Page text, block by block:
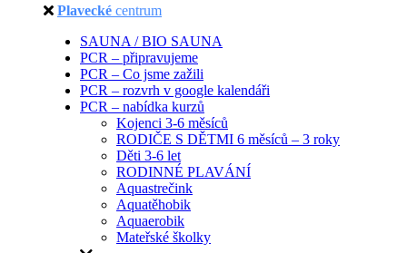
Plavecké centrum
SAUNA / BIO SAUNA
PCR – připravujeme
PCR – Co jsme zažili
PCR – rozvrh v google kalendáři
PCR – nabídka kurzů
Kojenci 3-6 měsíců
RODIČE S DĚTMI 6 měsíců – 3 roky
Děti 3-6 let
RODINNÉ PLAVÁNÍ
Aquastrečink
Aquatěhobik
Aquaerobik
Mateřské školky